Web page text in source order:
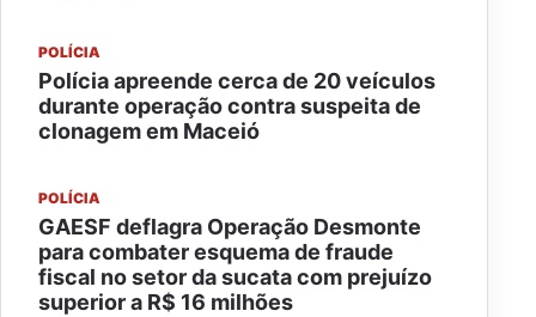
POLÍCIA
Polícia apreende cerca de 20 veículos
durante operação contra suspeita de
clonagem em Maceió
POLÍCIA
GAESF deflagra Operação Desmonte
para combater esquema de fraude
fiscal no setor da sucata com prejuízo
superior a R$ 16 milhões